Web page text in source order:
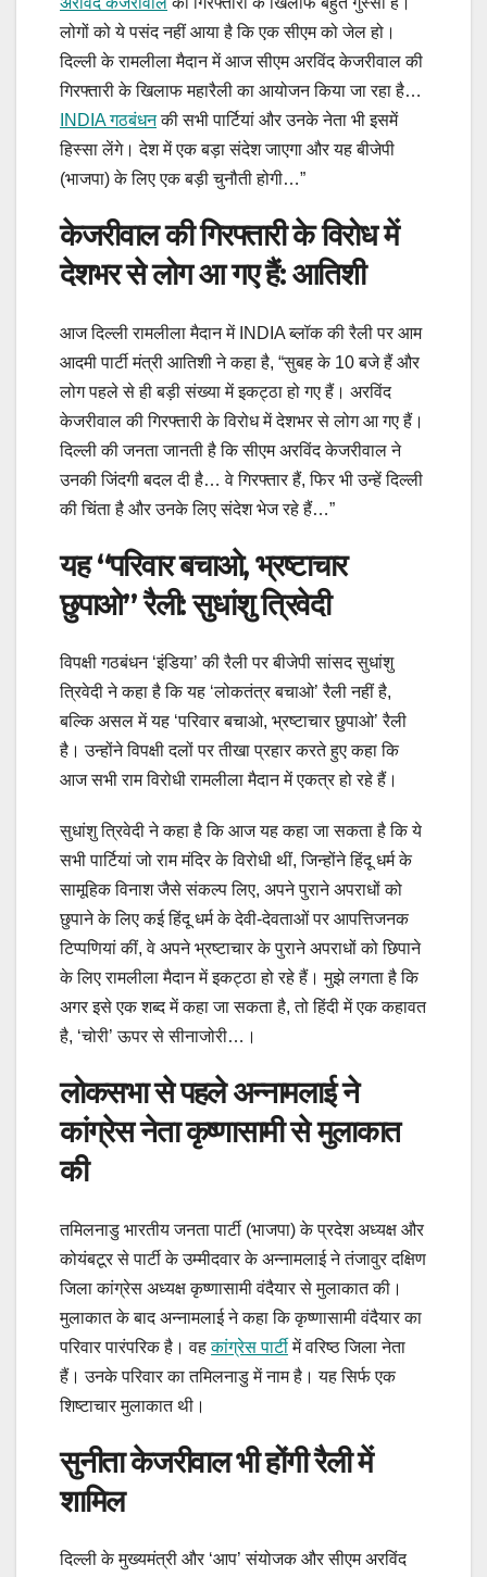
लोगों को ये पसंद नहीं आया है कि एक सीएम को जेल हो।
दिल्ली के रामलीला मैदान में आज सीएम अरविंद केजरीवाल की
गिरफ्तारी के खिलाफ महारैली का आयोजन किया जा रहा है…
INDIA गठबंधनकी सभी पार्टियां और उनके नेता भी इसमें
हिस्सा लेंगे। देश में एक बड़ा संदेश जाएगा और यह बीजेपी
(भाजपा) के लिए एक बड़ी चुनौती होगी…”
केजरीवाल की गिरफ्तारी के विरोध में
देशभर से लोग आ गए हैं: आतिशी
आज दिल्ली रामलीला मैदान में INDIA ब्लॉक की रैली पर आम
आदमी पार्टी मंत्री आतिशी ने कहा है, “सुबह के 10 बजे हैं और
लोग पहले से ही बड़ी संख्या में इकट्ठा हो गए हैं। अरविंद
केजरीवाल की गिरफ्तारी के विरोध में देशभर से लोग आ गए हैं।
दिल्ली की जनता जानती है कि सीएम अरविंद केजरीवाल ने
उनकी जिंदगी बदल दी है… वे गिरफ्तार हैं, फिर भी उन्हें दिल्ली
की चिंता है और उनके लिए संदेश भेज रहे हैं…”
यह “परिवार बचाओ, भ्रष्टाचार
छुपाओ” रैली: सुधांशु त्रिवेदी
विपक्षी गठबंधन ‘इंडिया’ की रैली पर बीजेपी सांसद सुधांशु
त्रिवेदी ने कहा है कि यह ‘लोकतंत्र बचाओ’ रैली नहीं है,
बल्कि असल में यह ‘परिवार बचाओ, भ्रष्टाचार छुपाओ’ रैली
है। उन्होंने विपक्षी दलों पर तीखा प्रहार करते हुए कहा कि
आज सभी राम विरोधी रामलीला मैदान में एकत्र हो रहे हैं।
सुधांशु त्रिवेदी ने कहा है कि आज यह कहा जा सकता है कि ये
सभी पार्टियां जो राम मंदिर के विरोधी थीं, जिन्होंने हिंदू धर्म के
सामूहिक विनाश जैसे संकल्प लिए, अपने पुराने अपराधों को
छुपाने के लिए कई हिंदू धर्म के देवी-देवताओं पर आपत्तिजनक
टिप्पणियां कीं, वे अपने भ्रष्टाचार के पुराने अपराधों को छिपाने
के लिए रामलीला मैदान में इकट्ठा हो रहे हैं। मुझे लगता है कि
अगर इसे एक शब्द में कहा जा सकता है, तो हिंदी में एक कहावत
है, ‘चोरी’ ऊपर से सीनाजोरी…।
लोकसभा से पहले अन्नामलाई ने
कांग्रेस नेता कृष्णासामी से मुलाकात
की
तमिलनाडु भारतीय जनता पार्टी (भाजपा) के प्रदेश अध्यक्ष और
कोयंबटूर से पार्टी के उम्मीदवार के अन्नामलाई ने तंजावुर दक्षिण
जिला कांग्रेस अध्यक्ष कृष्णासामी वंदैयार से मुलाकात की।
मुलाकात के बाद अन्नामलाई ने कहा कि कृष्णासामी वंदैयार का
परिवार पारंपरिक है। वहकांग्रेस पार्टीमें वरिष्ठ जिला नेता
हैं। उनके परिवार का तमिलनाडु में नाम है। यह सिर्फ एक
शिष्टाचार मुलाकात थी।
सुनीता केजरीवाल भी होंगी रैली में
शामिल
दिल्ली के मुख्यमंत्री और ‘आप’ संयोजक और सीएम अरविंद